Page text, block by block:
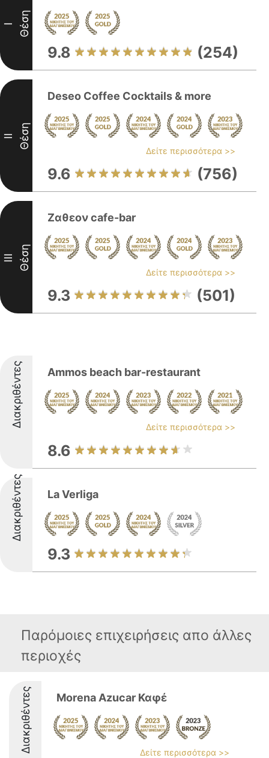
I Θέση
9.8 (254)
II Θέση
Deseo Coffee Cocktails & more
Δείτε περισσότερα >>
9.6 (756)
III Θέση
Ζαθεον cafe-bar
Δείτε περισσότερα >>
9.3 (501)
Διακριθέντες Ammos beach bar-restaurant
Δείτε περισσότερα >>
8.6
Διακριθέντες La Verliga
9.3
Παρόμοιες επιχειρήσεις απο άλλες
περιοχές
Διακριθέντες Morena Azucar Καφέ
Δείτε περισσότερα >>